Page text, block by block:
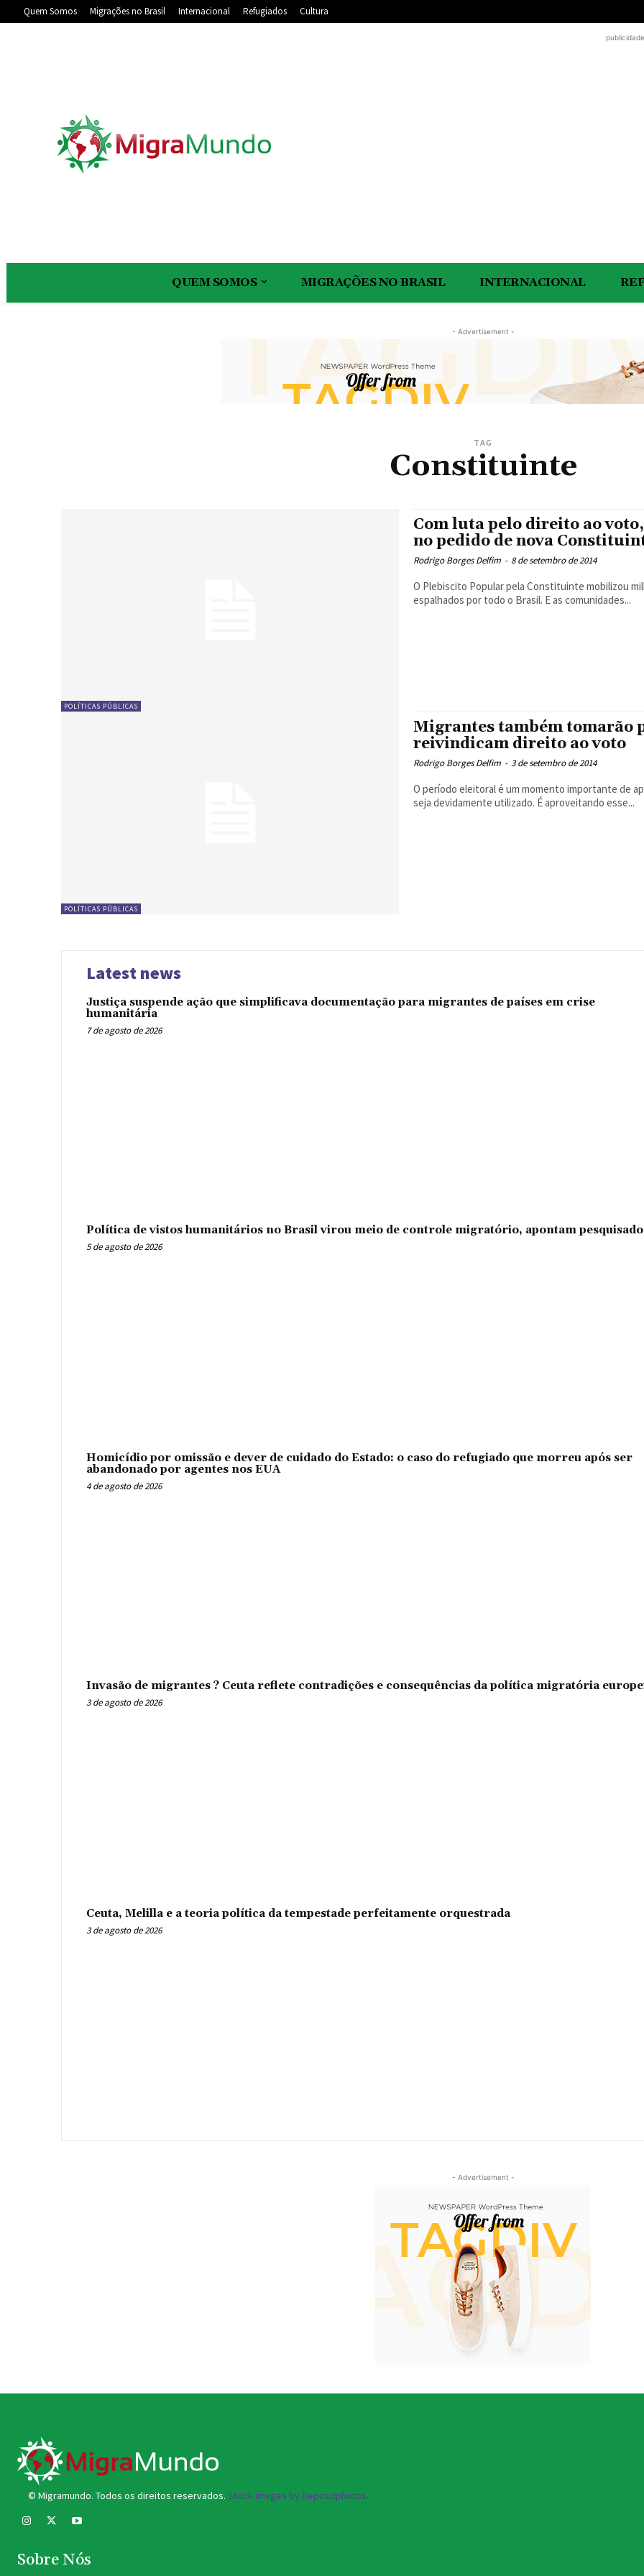
Quem Somos Migrações no Brasil Internacional Refugiados Cultura
QUEM SOMOS MIGRAÇÕES NO BRASIL INTERNACIONAL
- Advertisement -
TAG
Constituinte
POLÍTICAS PÚBLICAS
Com luta pelo direito ao
no pedido de nova
Rodrigo Borges Delfim - 8 de setembro de 2014
O Plebiscito Popular pela Constituinte mobilizou
espalhados por todo o Brasil. E as comunidades...
POLÍTICAS PÚBLICAS
Migrantes também tomarão
reivindicam direito ao voto
Rodrigo Borges Delfim - 3 de setembro de 2014
O período eleitoral é um momento importante de
seja devidamente utilizado. É aproveitando esse...
Latest news
Justiça suspende ação que simplificava documentação para migrantes de países em crise
humanitária
7 de agosto de 2026
Política de vistos humanitários no Brasil virou meio de controle migratório, apontam
5 de agosto de 2026
Homicídio por omissão e dever de cuidado do Estado: o caso do refugiado que morreu após ser
abandonado por agentes nos EUA
4 de agosto de 2026
Invasão de migrantes ? Ceuta reflete contradições e consequências da política migratória
3 de agosto de 2026
Ceuta, Melilla e a teoria política da tempestade perfeitamente orquestrada
3 de agosto de 2026
- Advertisement -
© Migramundo. Todos os direitos reservados. Stock images by Depositphotos.
Sobre Nós